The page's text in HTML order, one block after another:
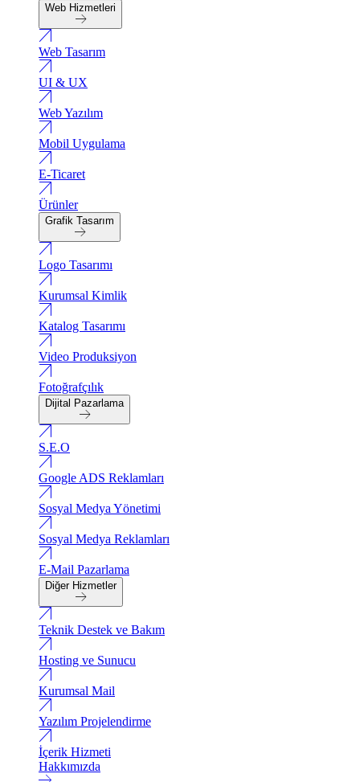
Web Hizmetleri
Web Tasarım
UI & UX
Web Yazılım
Mobil Uygulama
E-Ticaret
Ürünler
Grafik Tasarım
Logo Tasarımı
Kurumsal Kimlik
Katalog Tasarımı
Video Produksiyon
Fotoğrafçılık
Dijital Pazarlama
S.E.O
Google ADS Reklamları
Sosyal Medya Yönetimi
Sosyal Medya Reklamları
E-Mail Pazarlama
Diğer Hizmetler
Teknik Destek ve Bakım
Hosting ve Sunucu
Kurumsal Mail
Yazılım Projelendirme
İçerik Hizmeti
Hakkımızda